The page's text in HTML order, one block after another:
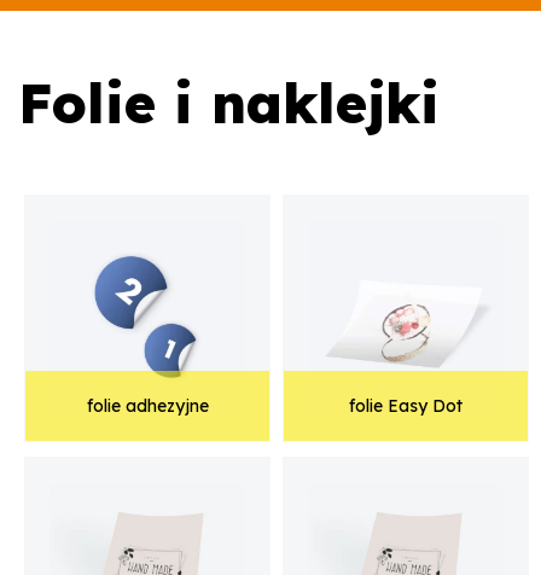
Folie i naklejki
folie adhezyjne folie Easy Dot